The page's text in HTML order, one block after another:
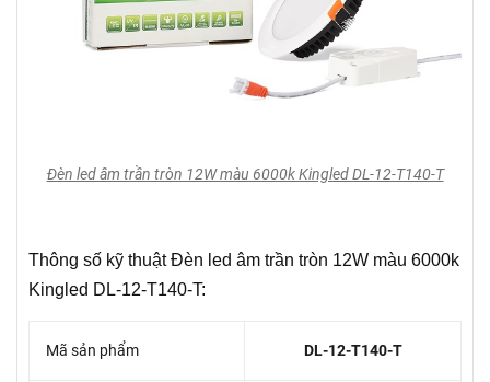
Đèn led âm trần tròn 12W màu 6000k Kingled DL-12-T140-T
Thông số kỹ thuật Đèn led âm trần tròn 12W màu 6000k
Kingled DL-12-T140-T:
Mã sản phẩm DL-12-T140-T